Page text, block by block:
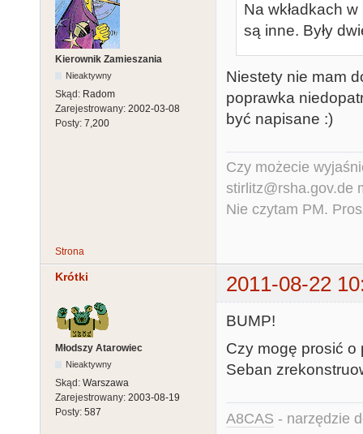
Kierownik Zamieszania
Nieaktywny
Skąd: Radom
Zarejestrowany: 2002-03-08
Posty: 7,200
Na wkładkach w
są inne. Były
Niestety nie mam
poprawka
być napisane :)
Czy możecie
stirlitz@rsha.gov.de
Nie czytam PM.
Strona
Krótki 2011-08-22
Młodszy Atarowiec
Nieaktywny
Skąd: Warszawa
Zarejestrowany: 2003-08-19
Posty: 587
BUMP!
Czy mogę prosić o
Seban
A8CAS - narzędzie